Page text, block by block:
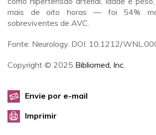
mais de oito horas — foi 54%
sobreviventes de AVC.
Fonte: Neurology. DOI: 10.1212/
Copyright © 2025 Bibliomed, Inc.
Envie por e-mail
Imprimir